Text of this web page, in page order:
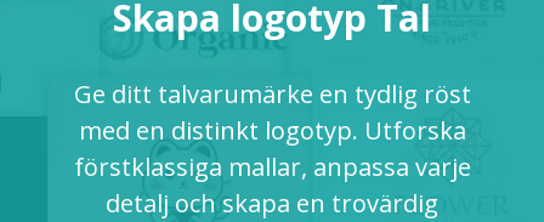
AI logotypgenerator
Logotypidéer
Om Oss
Skapa logotyp Tal
Ge ditt talvarumärke en tydlig röst
med en distinkt logotyp. Utforska
förstklassiga mallar, anpassa varje
detalj och skapa en trovärdig